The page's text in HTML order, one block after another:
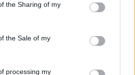
usage behaviour. You may click to
Google and its third-party tags to
specified purposes in below Google
the Sharing of my
the Sale of my
processing my
a Sony pár nap alatt maga
fizikai játékok kivezetése körüli
rossz hírünk: a közösség még